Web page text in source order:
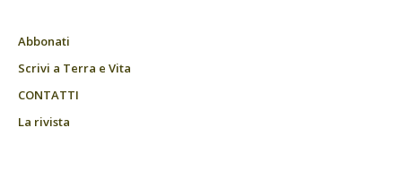
Abbonati
Scrivi a Terra e Vita
CONTATTI
La rivista